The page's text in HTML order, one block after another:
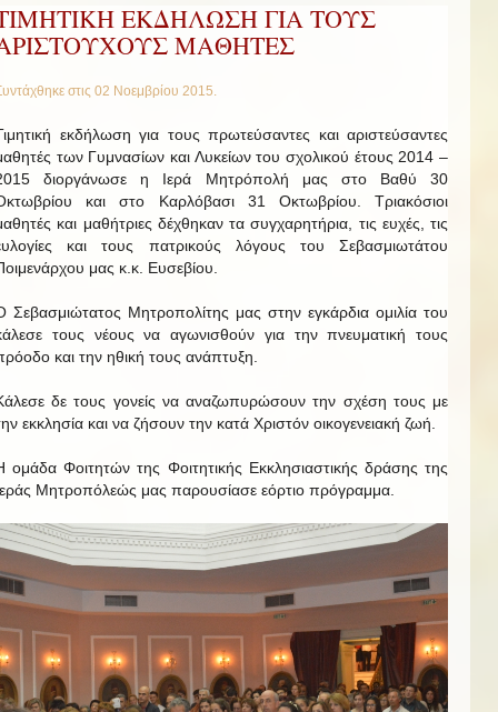
ΕΚΔΗΛΩΣΗ ΓΙΑ ΤΟΥΣ
ΜΑΘΗΤΕΣ
στις 02 Νοεμβρίου 2015
εκδήλωση για τους πρωτεύσαντες και αριστεύσαντες
των Γυμνασίων και Λυκείων του σχολικού έτους 2014 –
διοργάνωσε η Ιερά Μητρόπολή μας στο Βαθύ 30
και στο Καρλόβασι 31 Οκτωβρίου. Τριακόσιοι
και μαθήτριες δέχθηκαν τα συγχαρητήρια, τις ευχές, τις
και τους πατρικούς λόγους του Σεβασμιωτάτου
μας κ.κ. Ευσεβίου.
Σεβασμιώτατος Μητροπολίτης μας στην εγκάρδια ομιλία του
τους νέους να αγωνισθούν για την πνευματική τους
και την ηθική τους ανάπτυξη.
δε τους γονείς να αναζωπυρώσουν την σχέση τους με
εκκλησία και να ζήσουν την κατά Χριστόν οικογενειακή ζωή.
ομάδα Φοιτητών της Φοιτητικής Εκκλησιαστικής δράσης της
Μητροπόλεώς μας παρουσίασε εόρτιο πρόγραμμα.